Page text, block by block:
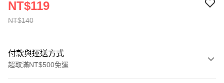
NT$140
NT$119
付款與運送方式
超取滿NT$500免運